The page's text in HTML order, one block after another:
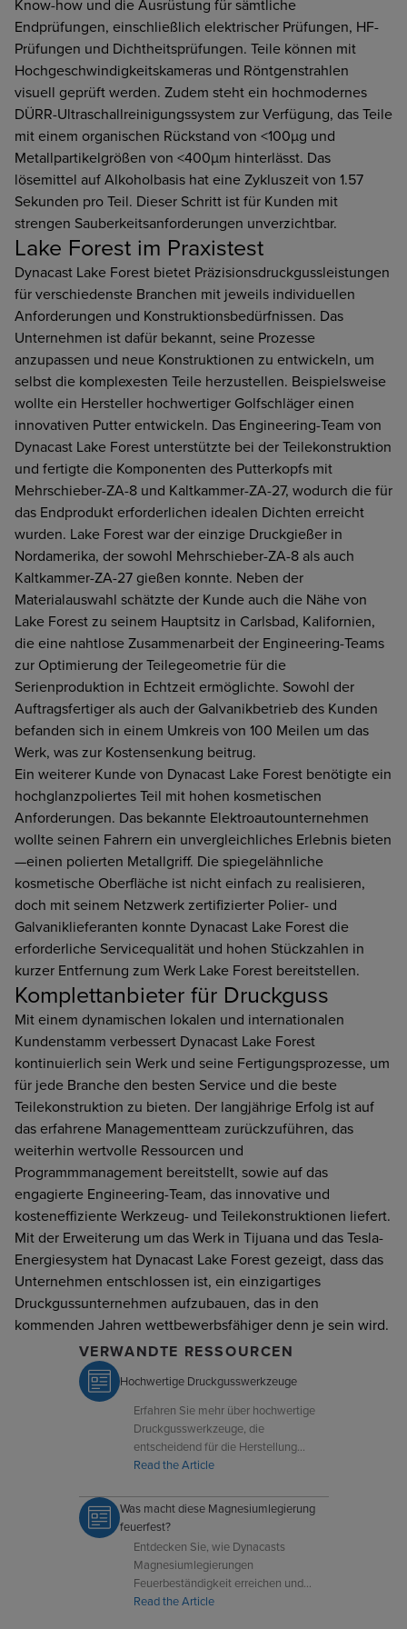
Know-how und die Ausrüstung für sämtliche
Endprüfungen, einschließlich elektrischer Prüfungen, HF-
Prüfungen und Dichtheitsprüfungen. Teile können mit
Hochgeschwindigkeitskameras und Röntgenstrahlen
visuell geprüft werden. Zudem steht ein hochmodernes
DÜRR-Ultraschallreinigungssystem zur Verfügung, das Teile
mit einem organischen Rückstand von <100µg und
Metallpartikelgrößen von <400µm hinterlässt. Das
lösemittel auf Alkoholbasis hat eine Zykluszeit von 1.57
Sekunden pro Teil. Dieser Schritt ist für Kunden mit
strengen Sauberkeitsanforderungen unverzichtbar.
Lake Forest im Praxistest
Dynacast Lake Forest bietet Präzisionsdruckgussleistungen
für verschiedenste Branchen mit jeweils individuellen
Anforderungen und Konstruktionsbedürfnissen. Das
Unternehmen ist dafür bekannt, seine Prozesse
anzupassen und neue Konstruktionen zu entwickeln, um
selbst die komplexesten Teile herzustellen. Beispielsweise
wollte ein Hersteller hochwertiger Golfschläger einen
innovativen Putter entwickeln. Das Engineering-Team von
Dynacast Lake Forest unterstützte bei der Teilekonstruktion
und fertigte die Komponenten des Putterkopfs mit
Mehrschieber-ZA-8 und Kaltkammer-ZA-27, wodurch die für
das Endprodukt erforderlichen idealen Dichten erreicht
wurden. Lake Forest war der einzige Druckgießer in
Nordamerika, der sowohl Mehrschieber-ZA-8 als auch
Kaltkammer-ZA-27 gießen konnte. Neben der
Materialauswahl schätzte der Kunde auch die Nähe von
Lake Forest zu seinem Hauptsitz in Carlsbad, Kalifornien,
die eine nahtlose Zusammenarbeit der Engineering-Teams
zur Optimierung der Teilegeometrie für die
Serienproduktion in Echtzeit ermöglichte. Sowohl der
Auftragsfertiger als auch der Galvanikbetrieb des Kunden
befanden sich in einem Umkreis von 100 Meilen um das
Werk, was zur Kostensenkung beitrug.
Ein weiterer Kunde von Dynacast Lake Forest benötigte ein
hochglanzpoliertes Teil mit hohen kosmetischen
Anforderungen. Das bekannte Elektroautounternehmen
wollte seinen Fahrern ein unvergleichliches Erlebnis bieten
—einen polierten Metallgriff. Die spiegelähnliche
kosmetische Oberfläche ist nicht einfach zu realisieren,
doch mit seinem Netzwerk zertifizierter Polier- und
Galvaniklieferanten konnte Dynacast Lake Forest die
erforderliche Servicequalität und hohen Stückzahlen in
kurzer Entfernung zum Werk Lake Forest bereitstellen.
Komplettanbieter für Druckguss
Mit einem dynamischen lokalen und internationalen
Kundenstamm verbessert Dynacast Lake Forest
kontinuierlich sein Werk und seine Fertigungsprozesse, um
für jede Branche den besten Service und die beste
Teilekonstruktion zu bieten. Der langjährige Erfolg ist auf
das erfahrene Managementteam zurückzuführen, das
weiterhin wertvolle Ressourcen und
Programmmanagement bereitstellt, sowie auf das
engagierte Engineering-Team, das innovative und
kosteneffiziente Werkzeug- und Teilekonstruktionen liefert.
Mit der Erweiterung um das Werk in Tijuana und das Tesla-
Energiesystem hat Dynacast Lake Forest gezeigt, dass das
Unternehmen entschlossen ist, ein einzigartiges
Druckgussunternehmen aufzubauen, das in den
kommenden Jahren wettbewerbsfähiger denn je sein wird.
VERWANDTE RESSOURCEN
Hochwertige Druckgusswerkzeuge
Erfahren Sie mehr über hochwertige
Druckgusswerkzeuge, die
entscheidend für die Herstellung
langlebiger, präziser Teile in
Anwendungen sind.
Read the Article
Was macht diese Magnesiumlegierung
feuerfest?
Entdecken Sie, wie Dynacasts
Magnesiumlegierungen
Feuerbeständigkeit erreichen und
leichte sowie sichere Lösungen für
Read the Article